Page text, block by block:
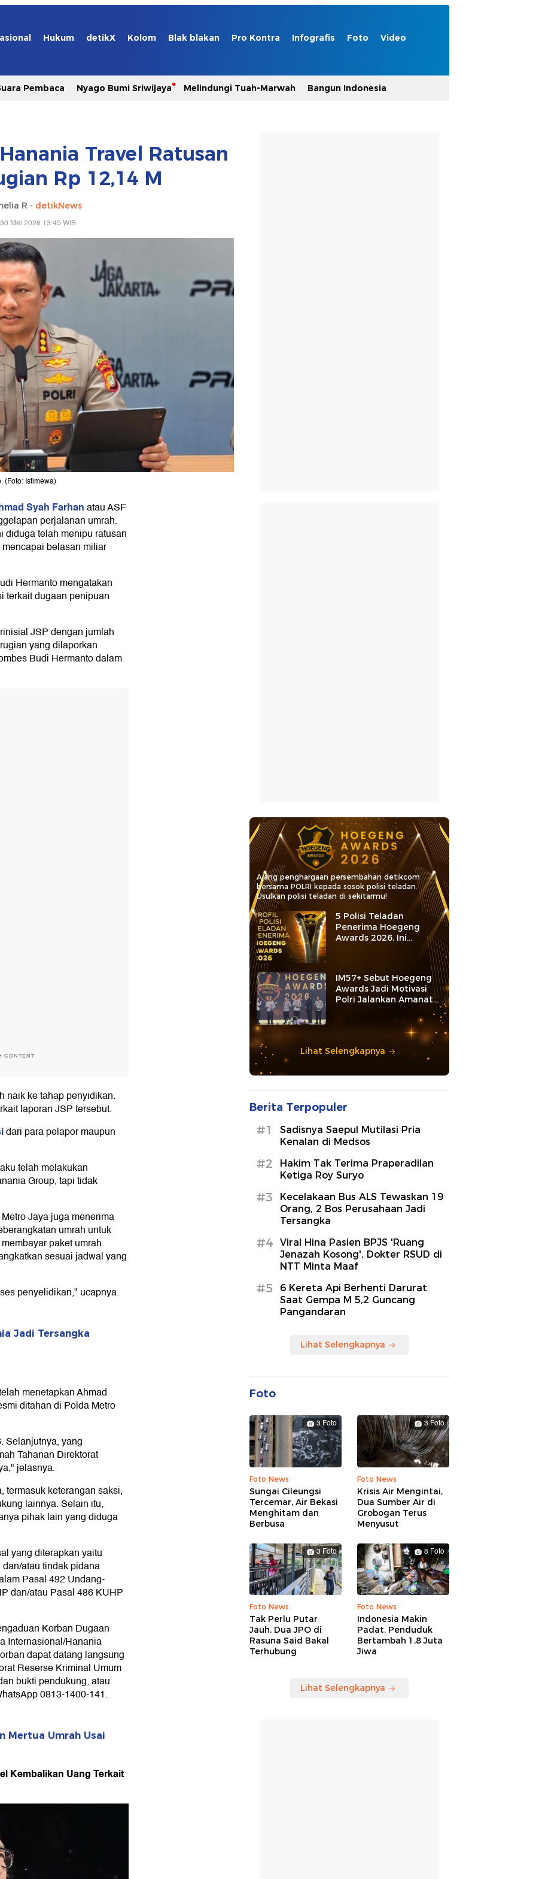
Hukum detikX Kolom Blak blakan Pro Kontra Infografis Foto Video
Pembaca Nyago Bumi Sriwijaya Melindungi Tuah-Marwah Bangun Indonesia
Travel Ratusan
Rp 12,14 M
R - detikNews
Mei 2026 13:45 WIB
(Foto: Istimewa)
Syah Farhanatau ASF
perjalanan umrah.
diduga telah menipu ratusan
belasan miliar
Hermanto mengatakan
terkait dugaan penipuan
JSP dengan jumlah
yang dilaporkan
Budi Hermanto dalam
CONTENT
naik ke tahap penyidikan.
laporan JSP tersebut.
dari para pelapor maupun
telah melakukan
Group, tapi tidak
Jaya juga menerima
umrah untuk
paket umrah
sesuai jadwal yang
penyelidikan," ucapnya.
Jadi Tersangka
menetapkan Ahmad
ditahan di Polda Metro
Selanjutnya, yang
Tahanan Direktorat
jelasnya.
termasuk keterangan saksi,
lainnya. Selain itu,
pihak lain yang diduga
yang diterapkan yaitu
dan/atau tindak pidana
Pasal 492 Undang-
dan/atau Pasal 486 KUHP
Korban Dugaan
Internasional/Hanania
dapat datang langsung
Reserse Kriminal Umum
bukti pendukung, atau
0813-1400-141.
Mertua Umrah Usai
Kembalikan Uang Terkait
Ajang penghargaan persembahan detikcom
bersama POLRI kepada sosok polisi teladan.
Usulkan polisi teladan di sekitarmu!
5 Polisi Teladan
Penerima Hoegeng
Awards 2026, Ini
Kategori dan Kiprahnya
IM57+ Sebut Hoegeng
Awards Jadi Motivasi
Polri Jalankan Amanat
Lihat Selengkapnya
Berita Terpopuler
#1
Sadisnya Saepul Mutilasi Pria
Kenalan di Medsos
#2
Hakim Tak Terima Praperadilan
Ketiga Roy Suryo
#3
Kecelakaan Bus ALS Tewaskan 19
Orang, 2 Bos Perusahaan Jadi
Tersangka
#4
Viral Hina Pasien BPJS 'Ruang
Jenazah Kosong', Dokter RSUD di
NTT Minta Maaf
#5
6 Kereta Api Berhenti Darurat
Saat Gempa M 5,2 Guncang
Pangandaran
Lihat Selengkapnya
Foto
3 Foto
Foto News
Sungai Cileungsi
Tercemar, Air Bekasi
Menghitam dan
Berbusa
3 Foto
Foto News
Krisis Air Mengintai,
Dua Sumber Air di
Grobogan Terus
Menyusut
3 Foto
Foto News
Tak Perlu Putar
Jauh, Dua JPO di
Rasuna Said Bakal
Terhubung
8 Foto
Foto News
Indonesia Makin
Padat, Penduduk
Bertambah 1,8 Juta
Jiwa
Lihat Selengkapnya